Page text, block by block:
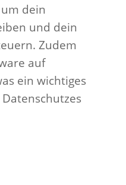
dein
und dein
Zudem
auf
ein wichtiges